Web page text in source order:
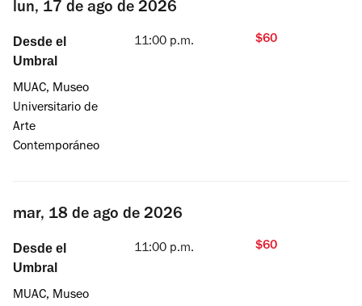
lun, 17 de ago de 2026
Desde el
Umbral
MUAC, Museo
Universitario de
Arte
Contemporáneo
11:00 p.m. $60
mar, 18 de ago de 2026
Desde el
Umbral
MUAC, Museo
11:00 p.m. $60